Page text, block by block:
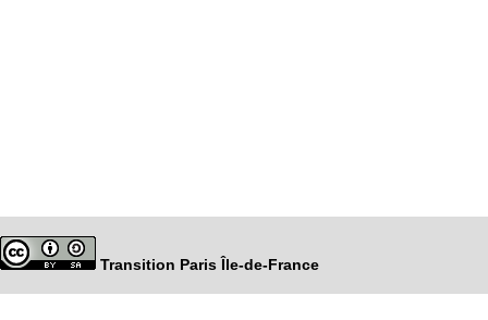
Transition Paris Île-de-France